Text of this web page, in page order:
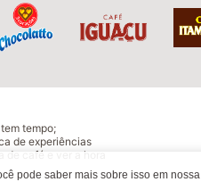
pode saber mais sobre isso em nossa
tempo;
de experiências
café e ver a hora